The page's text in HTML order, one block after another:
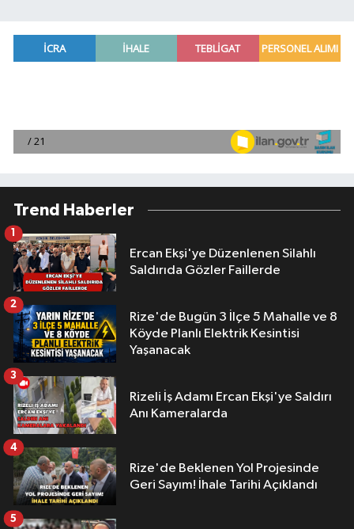
Trend Haberler
Ercan Ekşi'ye Düzenlenen Silahlı
Saldırıda Gözler Faillerde
1
Rize'de Bugün 3 İlçe 5 Mahalle ve 8
Köyde Planlı Elektrik Kesintisi
Yaşanacak
2
Rizeli İş Adamı Ercan Ekşi'ye Saldırı
Anı Kameralarda
3
Rize'de Beklenen Yol Projesinde
Geri Sayım! İhale Tarihi Açıklandı
4
5